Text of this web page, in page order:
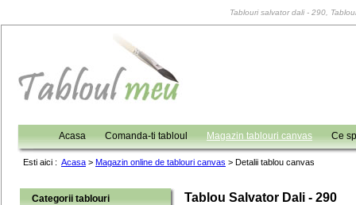
Tablouri salvator dali - 290,
Acasa Comanda-ti tabloul Magazin tablouri canvas Ce
Esti aici : Acasa > Magazin online de tablouri canvas > Detalii tablou canvas
Categorii tablouri Tablou Salvator Dali - 290